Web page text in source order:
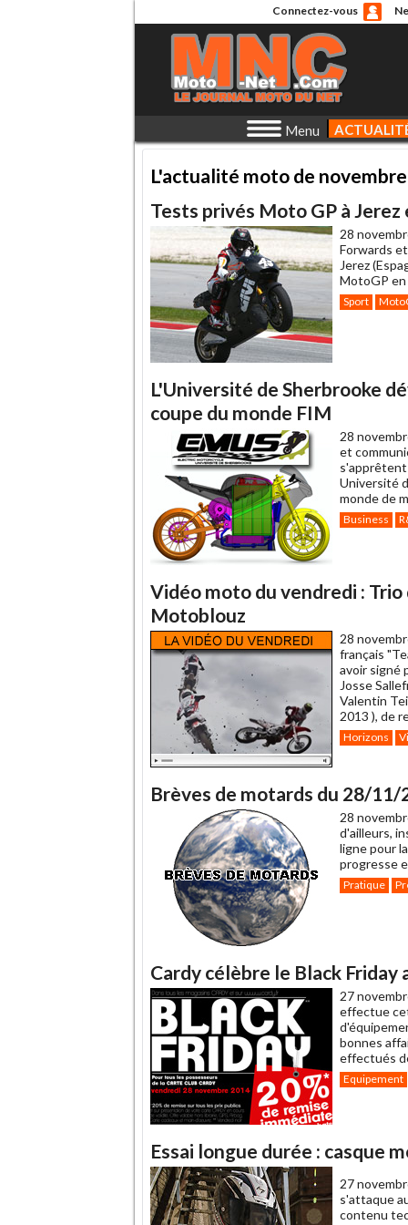
Connectez-vous
Menu
L'actualité moto de
Tests privés Moto GP à Jerez
28
Forwards
Jerez
MotoGP en
Sport
L'Université de Sherbrooke
coupe du monde FIM
28
et
s'apprêtent
Université
monde de
Business
Vidéo moto du vendredi : Trio
Motoblouz
28
français
avoir signé
Josse
Valentin
2013 ), de
Horizons
Brèves de motards du 28/11/
28
d'ailleurs,
ligne pour
progresse
Pratique
Cardy célèbre le Black
27
effectue
bonnes
effectués
Equipement
Essai longue durée : casque
27
s'attaque
contenu